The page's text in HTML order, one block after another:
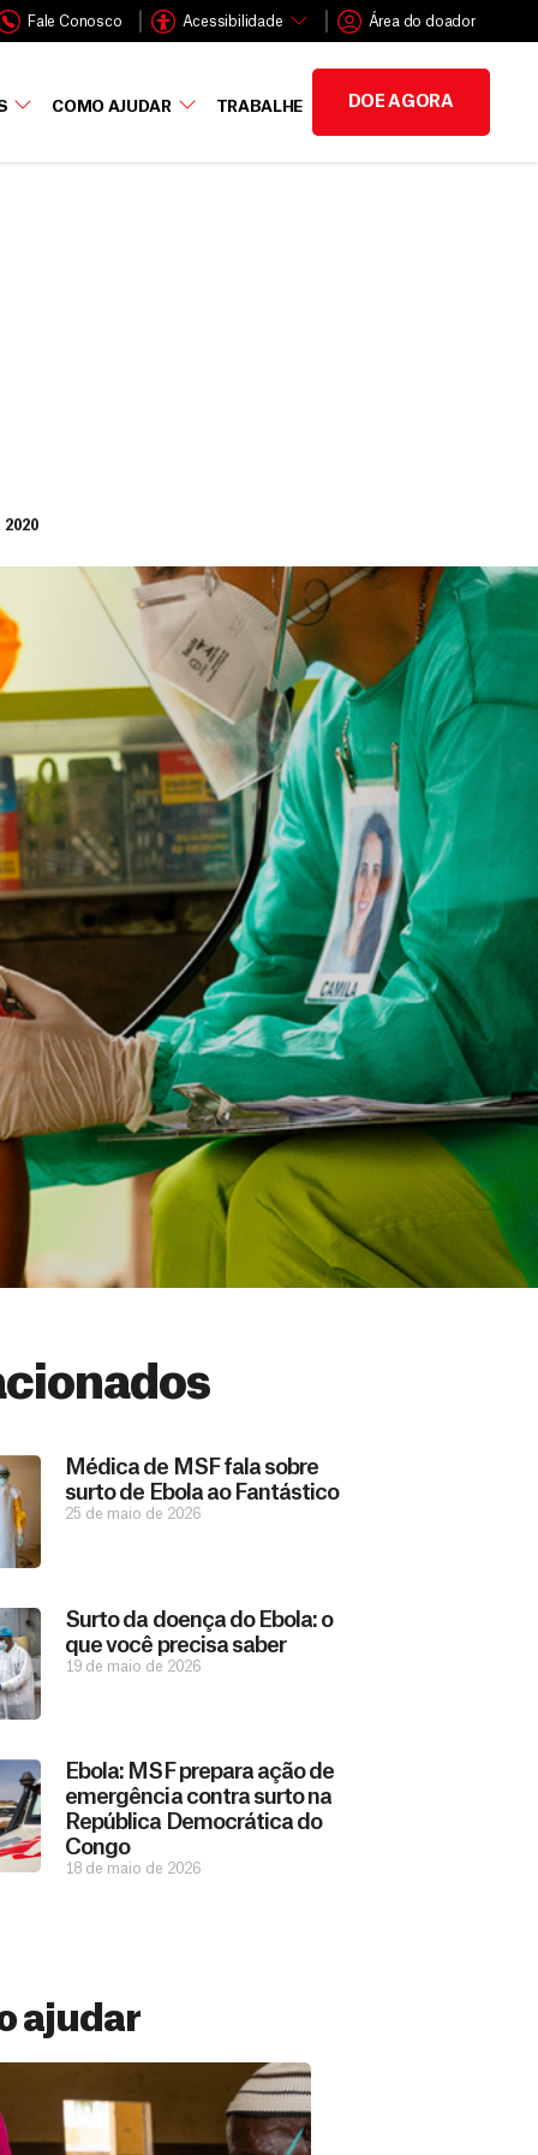
Fale Conosco Acessibilidade Área do doador
COMO AJUDAR TRABALHE DOE AGORA
Médica de MSF fala sobre
surto de Ebola ao Fantástico
25 de maio de 2026
Surto da doença do Ebola: o
que você precisa saber
19 de maio de 2026
Ebola: MSF prepara ação de
emergência contra surto na
República Democrática do
Congo
18 de maio de 2026
ajudar